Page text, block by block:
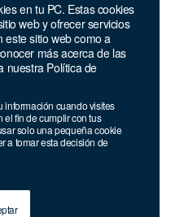
en tu PC. Estas cookies
web y ofrecer servicios
este sitio web como a
más acerca de las
nuestra Política de
información cuando visites
el fin de cumplir con tus
solo una pequeña cookie
a tomar esta decisión de
a 2 p.m.
39